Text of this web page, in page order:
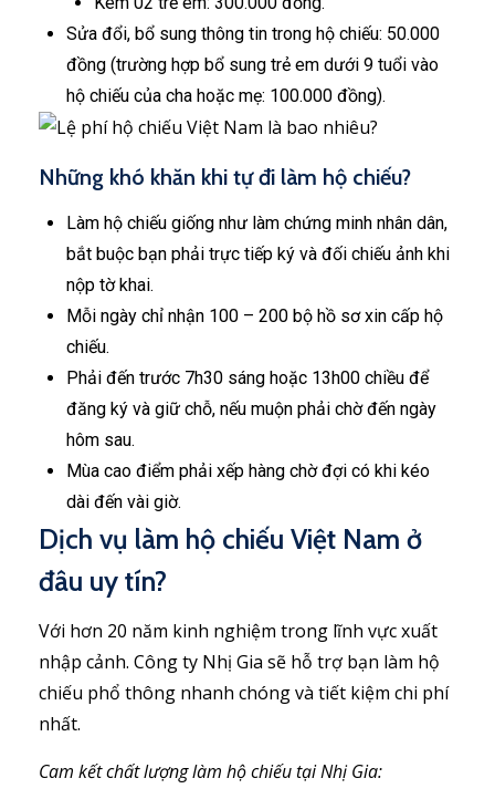
Sửa đổi, bổ sung thông tin trong hộ chiếu: 50.000
đồng (trường hợp bổ sung trẻ em dưới 9 tuổi vào
hộ chiếu của cha hoặc mẹ: 100.000 đồng).
Những khó khăn khi tự đi làm hộ chiếu?
Làm hộ chiếu giống như làm chứng minh nhân dân,
bắt buộc bạn phải trực tiếp ký và đối chiếu ảnh khi
nộp tờ khai.
Mỗi ngày chỉ nhận 100 – 200 bộ hồ sơ xin cấp hộ
chiếu.
Phải đến trước 7h30 sáng hoặc 13h00 chiều để
đăng ký và giữ chỗ, nếu muộn phải chờ đến ngày
hôm sau.
Mùa cao điểm phải xếp hàng chờ đợi có khi kéo
dài đến vài giờ.
Dịch vụ làm hộ chiếu Việt Nam ở
đâu uy tín?
Với hơn 20 năm kinh nghiệm trong lĩnh vực xuất
nhập cảnh. Công ty Nhị Gia sẽ hỗ trợ bạn làm hộ
chiếu phổ thông nhanh chóng và tiết kiệm chi phí
nhất.
Cam kết chất lượng làm hộ chiếu tại Nhị Gia: